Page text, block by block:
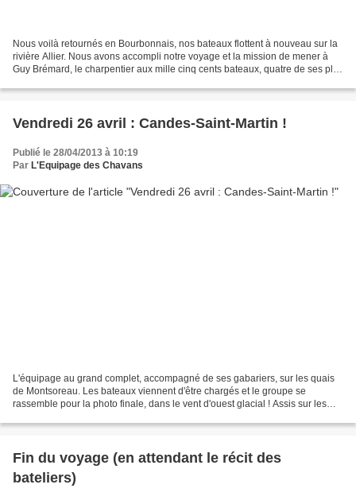
Nous voilà retournés en Bourbonnais, nos bateaux flottent à nouveau sur la
rivière Allier. Nous avons accompli notre voyage et la mission de mener à
Guy Brémard, le charpentier aux mille cinq cents bateaux, quatre de ses plus
Vendredi 26 avril : Candes-Saint-Martin !
Publié le 28/04/2013 à 10:19
Par L'Equipage des Chavans
L'équipage au grand complet, accompagné de ses gabariers, sur les quais
de Montsoreau. Les bateaux viennent d'être chargés et le groupe se
rassemble pour la photo finale, dans le vent d'ouest glacial ! Assis sur les
Fin du voyage (en attendant le récit des
bateliers)